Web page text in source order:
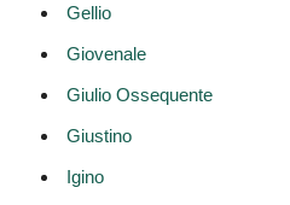
Gellio
Giovenale
Giulio Ossequente
Giustino
Igino